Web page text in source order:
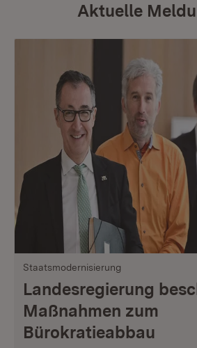
Aktuelle
Staatsmodernisierung
Landesregierung
Maßnahmen zum
Bürokratieabbau